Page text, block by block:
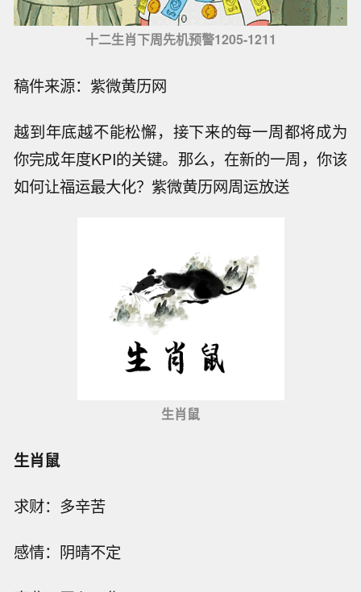
十二生肖下周先机预警1205-1211
稿件来源：紫微黄历网
越到年底越不能松懈，接下来的每一周都将成为
你完成年度KPI的关键。那么，在新的一周，你该
如何让福运最大化？紫微黄历网周运放送
生肖鼠
生肖鼠
求财：多辛苦
感情：阴晴不定